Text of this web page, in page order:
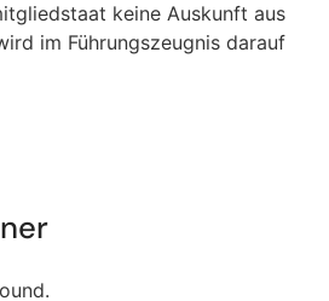
keine Auskunft aus
im Führungszeugnis darauf